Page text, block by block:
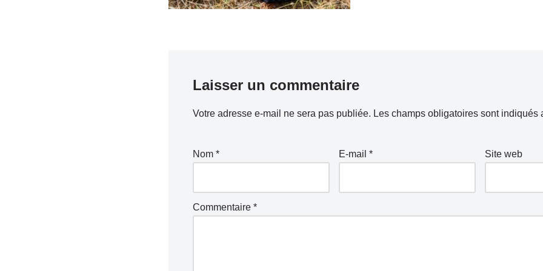
Laisser un commentaire
Votre adresse e-mail ne sera pas publiée. Les champs obligatoires sont indiqués
Nom * E-mail * Site web
Commentaire *